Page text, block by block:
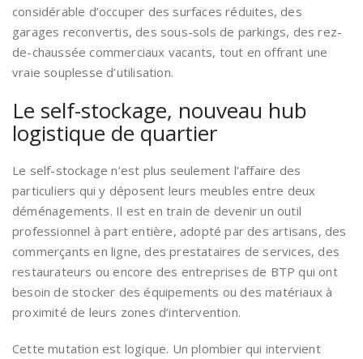
considérable d’occuper des surfaces réduites, des
garages reconvertis, des sous-sols de parkings, des rez-
de-chaussée commerciaux vacants, tout en offrant une
vraie souplesse d’utilisation.
Le self-stockage, nouveau hub
logistique de quartier
Le self-stockage n’est plus seulement l’affaire des
particuliers qui y déposent leurs meubles entre deux
déménagements. Il est en train de devenir un outil
professionnel à part entière, adopté par des artisans, des
commerçants en ligne, des prestataires de services, des
restaurateurs ou encore des entreprises de BTP qui ont
besoin de stocker des équipements ou des matériaux à
proximité de leurs zones d’intervention.
Cette mutation est logique. Un plombier qui intervient